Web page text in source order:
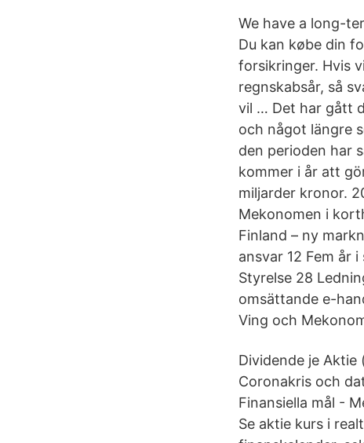
We have a long-
Du kan købe din
forsikringer. Hvis
regnskabsår, så
vil … Det har gått
och något längre
den perioden har
kommer i år att
miljarder kronor.
Mekonomen i
Finland – ny
ansvar 12 Fem år
Styrelse 28
omsättande e-
Ving och
Dividende je Aktie
Coronakris och
Finansiella mål -
Se aktie kurs i